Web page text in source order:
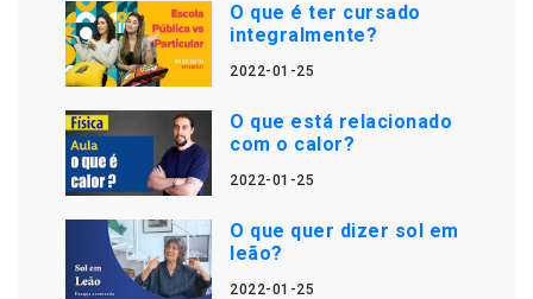
O que é ter cursado
integralmente?
2022-01-25
O que está relacionado
com o calor?
2022-01-25
O que quer dizer sol em
leão?
2022-01-25